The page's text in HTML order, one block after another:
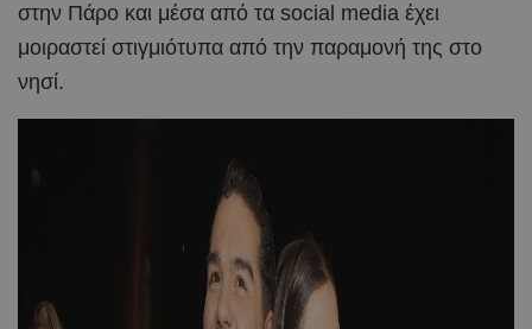
στην Πάρο και μέσα από τα social media έχει
μοιραστεί στιγμιότυπα από την παραμονή της στο
νησί.